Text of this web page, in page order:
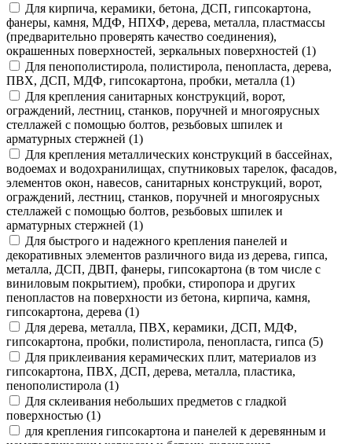
Для кирпича, керамики, бетона, ДСП, гипсокартона,
фанеры, камня, МДФ, НПХФ, дерева, металла, пластмассы
(предварительно проверять качество соединения),
окрашенных поверхностей, зеркальных поверхностей (1)
Для пенополистирола, полистирола, пенопласта, дерева,
ПВХ, ДСП, МДФ, гипсокартона, пробки, металла (1)
Для крепления санитарных конструкций, ворот,
ограждений, лестниц, станков, поручней и многоярусных
стеллажей с помощью болтов, резьбовых шпилек и
арматурных стержней (1)
Для крепления металлических конструкций в бассейнах,
водоемах и водохранилищах, спутниковых тарелок, фасадов,
элементов окон, навесов, санитарных конструкций, ворот,
ограждений, лестниц, станков, поручней и многоярусных
стеллажей с помощью болтов, резьбовых шпилек и
арматурных стержней (1)
Для быстрого и надежного крепления панелей и
декоративных элементов различного вида из дерева, гипса,
металла, ДСП, ДВП, фанеры, гипсокартона (в том числе с
виниловым покрытием), пробки, стиропора и других
пенопластов на поверхности из бетона, кирпича, камня,
гипсокартона, дерева (1)
Для дерева, металла, ПВХ, керамики, ДСП, МДФ,
гипсокартона, пробки, полистирола, пенопласта, гипса (5)
Для приклеивания керамических плит, материалов из
гипсокартона, ПВХ, ДСП, дерева, металла, пластика,
пенополистирола (1)
Для склеивания небольших предметов с гладкой
поверхностью (1)
для крепления гипсокартона и панелей к деревянным и